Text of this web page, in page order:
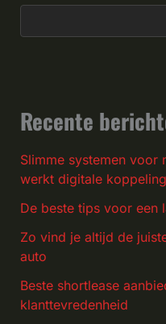
Recente
Slimme systemen voor
werkt digitale koppeling
De beste tips voor een
Zo vind je altijd de
auto
Beste shortlease
klanttevredenheid